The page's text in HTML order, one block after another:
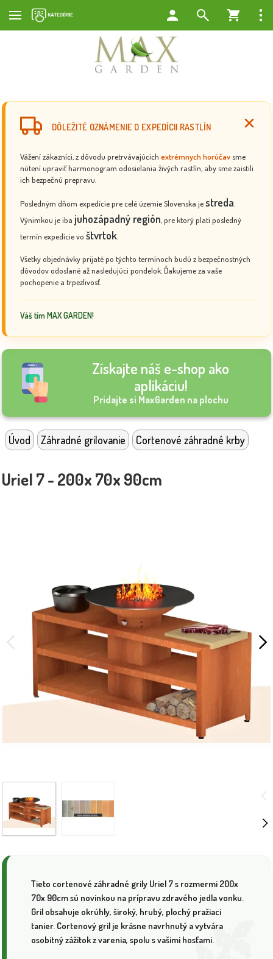
DÔLEŽITÉ OZNÁMENIE O EXPEDÍCII RASTLÍN
Vážení zákazníci, z dôvodu pretrvávajúcich extrémnych horúčav sme
nútení upraviť harmonogram odosielania živých rastlín, aby sme zaistili
ich bezpečnú prepravu.
Posledným dňom expedície pre celé územie Slovenska jestreda
Výnimkou je iba juhozápadný región , pre ktorý platí posledný
termín expedície vo štvrtok
Všetky objednávky prijaté po týchto termínoch budú z bezpečnostných
dôvodov odoslané až nasledujúci pondelok. Ďakujeme za vaše
pochopenie a trpezlivosť.
Váš tím MAX GARDEN!
Získajte náš e-shop ako
aplikáciu!
Pridajte si MaxGarden na plochu
Úvod Záhradné grilovanie Cortenové záhradné krby
Uriel 7 - 200x 70x 90cm
Tieto cortenové záhradné grily Uriel 7 s rozmermi 200x
70x 90cm sú novinkou na prípravu zdravého jedla vonku.
Gril obsahuje okrúhly, široký, hrubý, plochý pražiaci
tanier. Cortenový gril je krásne navrhnutý a vytvára
osobitný zážitok z varenia, spolu s vašimi hosťami.